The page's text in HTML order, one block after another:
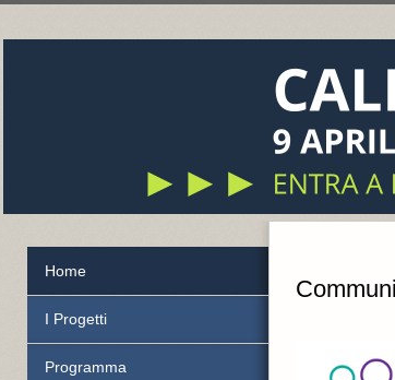
Home
I Progetti
Programma